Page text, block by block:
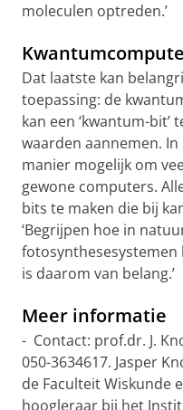
moleculen optreden.’
Dat laatste kan
toepassing: de
kan een ‘kwantum-
waarden aannemen.
manier mogelijk om
gewone computers.
bits te maken die bij
‘Begrijpen hoe in
is daarom van belang.’
Meer informatie
- Contact: prof.dr. J.
050-3634617. Jasper
de Faculteit Wiskunde
hoogleraar bij het